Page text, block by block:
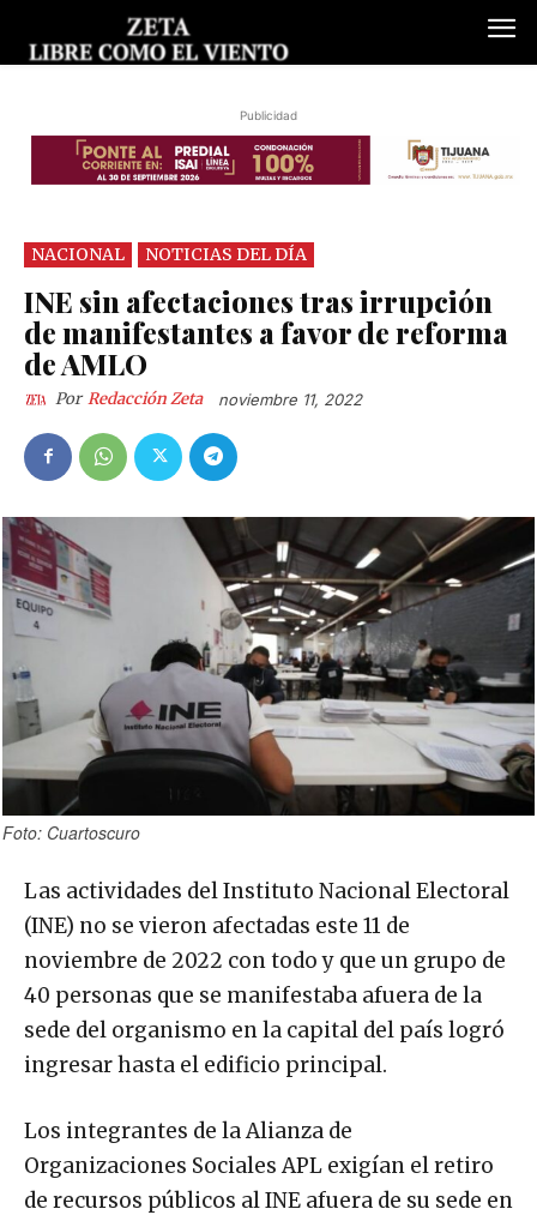
Publicidad
NACIONAL NOTICIAS DEL DÍA
INE sin afectaciones tras irrupción
de manifestantes a favor de reforma
de AMLO
Por Redacción Zeta noviembre 11, 2022
Foto: Cuartoscuro
Las actividades del Instituto Nacional Electoral
(INE) no se vieron afectadas este 11 de
noviembre de 2022 con todo y que un grupo de
40 personas que se manifestaba afuera de la
sede del organismo en la capital del país logró
ingresar hasta el edificio principal.
Los integrantes de la Alianza de
Organizaciones Sociales APL exigían el retiro
de recursos públicos al INE afuera de su sede en